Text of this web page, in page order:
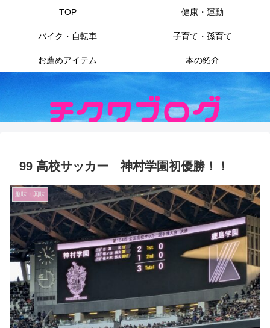
TOP 健康・運動
バイク・自転車 子育て・孫育て
お薦めアイテム 本の紹介
99 高校サッカー 神村学園初優勝！！
趣味・興味